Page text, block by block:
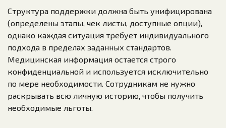
Структура поддержки должна быть унифицирована
(определены этапы, чек листы, доступные опции),
однако каждая ситуация требует индивидуального
подхода в пределах заданных стандартов.
Медицинская информация остается строго
конфиденциальной и используется исключительно
по мере необходимости. Сотрудникам не нужно
раскрывать всю личную историю, чтобы получить
необходимые льготы.